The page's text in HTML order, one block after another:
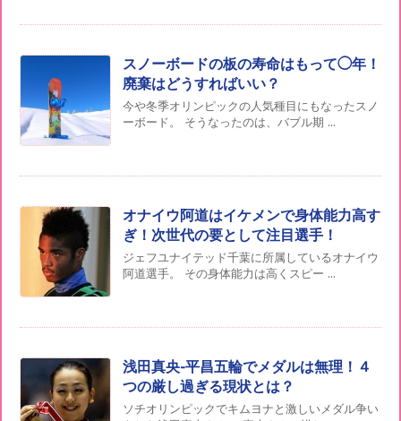
スノーボードの板の寿命はもって◯年！
廃棄はどうすればいい？
今や冬季オリンピックの人気種目にもなったスノ
ーボード。 そうなったのは、バブル期 ...
オナイウ阿道はイケメンで身体能力高す
ぎ！次世代の要として注目選手！
ジェフユナイテッド千葉に所属しているオナイウ
阿道選手。 その身体能力は高くスピー ...
浅田真央-平昌五輪でメダルは無理！４
つの厳し過ぎる現状とは？
ソチオリンピックでキムヨナと激しいメダル争い